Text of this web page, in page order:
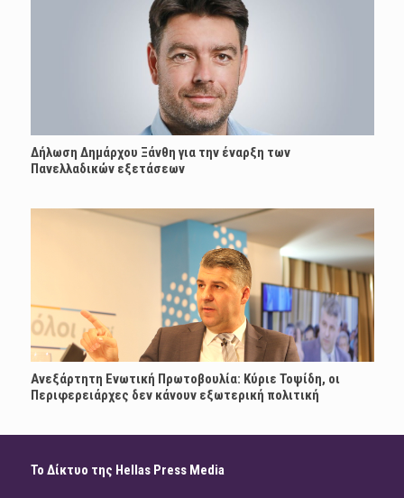
Δήλωση Δημάρχου Ξάνθη για την έναρξη των
Πανελλαδικών εξετάσεων
Ανεξάρτητη Ενωτική Πρωτοβουλία: Κύριε Τοψίδη, οι
Περιφερειάρχες δεν κάνουν εξωτερική πολιτική
Το Δίκτυο της Hellas Press Media